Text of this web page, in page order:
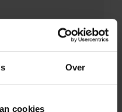
Over
cookies
prijzen